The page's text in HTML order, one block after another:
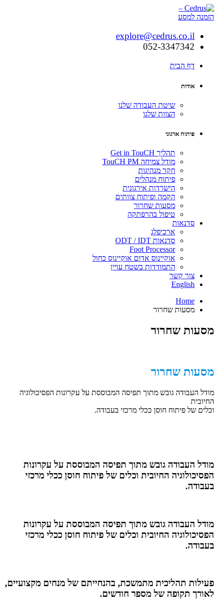
explore@cedrus.co.il
052-3347342
דף הבית
אודות
שיטת העבודה שלנו
הצוות שלנו
פיתוח ארגוני
תהליך Get in TouCH
מודל צמיחה TouCH PM
חקר מנהיגות
פיתוח מנהלים
הישרדות אירגונית
הקמה ופיתוח צוותים
מסעות שחרור
טיפול בהרפתקה
סדנאות
ארכיפלג
סדנאות ODT / IDT
Foot Processor
אוקיינוס אדום אוקיינוס כחול
התמודדות בשטח עויין
צור קשר
English
Home
מסעות שחרור
מסעות שחרור
מסעות שחרור
מודל העבודה גובש מתוך תפיסה המבוססת על עקרונות הפסיכולוגיה
החיובית
וכלים של פיתוח חוסן ככלי מרכזי בעבודה.
מודל העבודה גובש מתוך תפיסה המבוססת על עקרונות
הפסיכולוגיה החיובית וכלים של פיתוח חוסן ככלי מרכזי
בעבודה.
מודל העבודה גובש מתוך תפיסה המבוססת על עקרונות
הפסיכולוגיה החיובית וכלים של פיתוח חוסן ככלי מרכזי
בעבודה.
פעילות תהליכית מתמשכת, בהנחייתם של מנחים מקצועיים,
לאורך תקופה של מספר חודשים.